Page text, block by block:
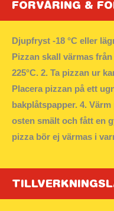
FÖRVARING &
Djupfryst -18 °C eller
Pizzan skall värmas
225°C. 2. Ta pizzan ur
Placera pizzan på ett
bakplåtspapper. 4.
osten smält och fått en
pizza bör ej värmas i